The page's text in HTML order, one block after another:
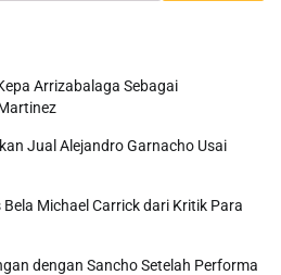
Arrizabalaga Sebagai
Jual Alejandro Garnacho Usai
Bela Michael Carrick dari Kritik Para
dengan Sancho Setelah Performa